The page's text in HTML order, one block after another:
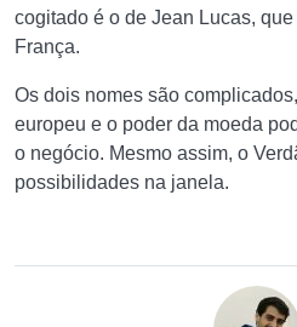
cogitado é o de Jean Lucas,
França.
Os dois nomes são
europeu e o poder da moeda
o negócio. Mesmo assim, o
possibilidades na janela.